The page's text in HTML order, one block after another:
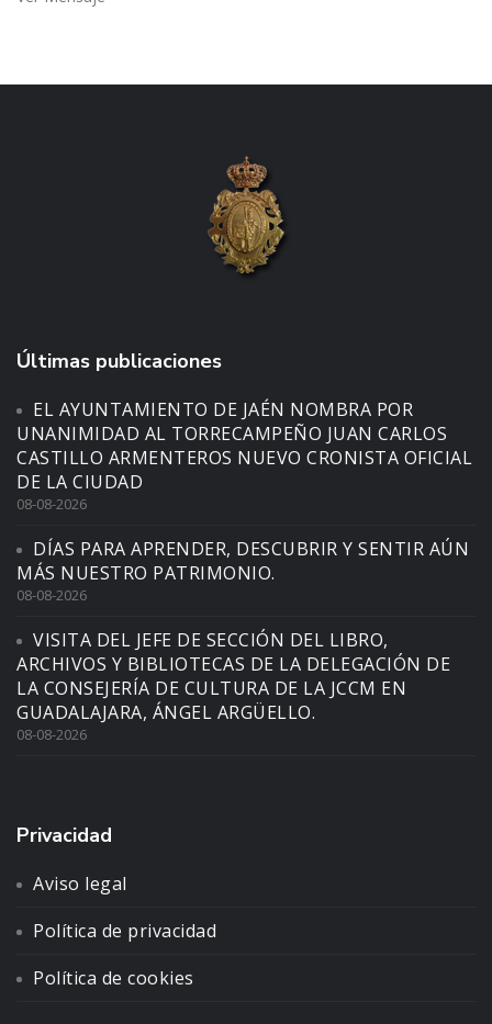
Últimas publicaciones
EL AYUNTAMIENTO DE JAÉN NOMBRA POR
UNANIMIDAD AL TORRECAMPEÑO JUAN CARLOS
CASTILLO ARMENTEROS NUEVO CRONISTA OFICIAL
DE LA CIUDAD
08-08-2026
DÍAS PARA APRENDER, DESCUBRIR Y SENTIR AÚN
MÁS NUESTRO PATRIMONIO.
08-08-2026
VISITA DEL JEFE DE SECCIÓN DEL LIBRO,
ARCHIVOS Y BIBLIOTECAS DE LA DELEGACIÓN DE
LA CONSEJERÍA DE CULTURA DE LA JCCM EN
GUADALAJARA, ÁNGEL ARGÜELLO.
08-08-2026
Privacidad
Aviso legal
Política de privacidad
Política de cookies